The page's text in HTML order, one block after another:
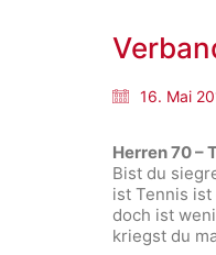
16. Mai
Herren 70 –
Bist du
ist Tennis
doch ist
kriegst du